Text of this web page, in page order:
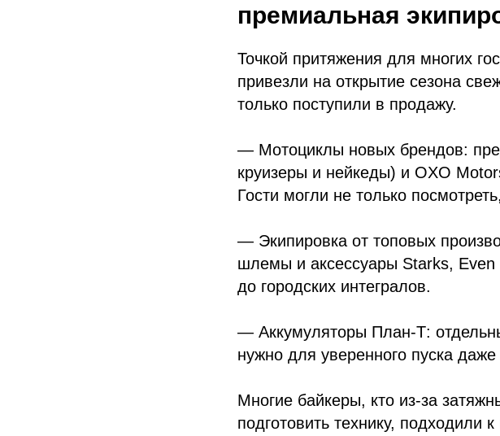
премиальная
Точкой притяжения для многих
привезли на открытие сезона
только поступили в продажу.
— Мотоциклы новых брендов:
круизеры и нейкеды) и OXO
Гости могли не только
— Экипировка от топовых
шлемы и аксессуары Starks,
до городских интегралов.
— Аккумуляторы План-Т:
нужно для уверенного пуска
Многие байкеры, кто из-за
подготовить технику, подходили